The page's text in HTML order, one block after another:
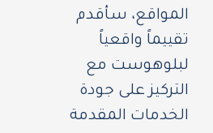
المواقع، سأقدم
تقييماً واقعياً
لبلوهوست مع
التركيز على جودة
الخدمات المقدمة